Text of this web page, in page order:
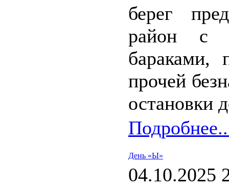
берег
район с
бараками,
прочей
остановки
День «Ы»
04.10.2025